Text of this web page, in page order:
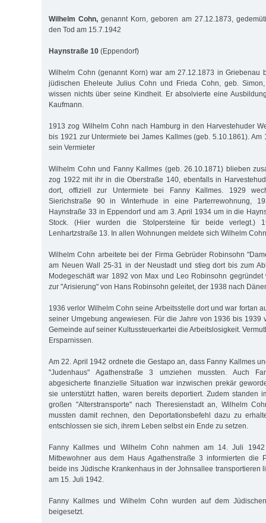
Wilhelm Cohn, genannt Korn, geboren am 27.12.1873,
den Tod am 15.7.1942
Haynstraße 10 (Eppendorf)
Wilhelm Cohn (genannt Korn) war am 27.12.1873 in Griebenau
jüdischen Eheleute Julius Cohn und Frieda Cohn, geb.
wissen nichts über seine Kindheit. Er absolvierte eine
Kaufmann.
1913 zog Wilhelm Cohn nach Hamburg in den Harvestehuder
bis 1921 zur Untermiete bei James Kallmes (geb. 5.10.1861). Am
sein Vermieter
Wilhelm Cohn und Fanny Kallmes (geb. 26.10.1871) blieben
zog 1922 mit ihr in die Oberstraße 140, ebenfalls in
dort, offiziell zur Untermiete bei Fanny Kallmes. 1929
Sierichstraße 90 in Winterhude in eine Parterrewohnung,
Haynstraße 33 in Eppendorf und am 3. April 1934 um in die
Stock. (Hier wurden die Stolpersteine für beide
Lenhartzstraße 13. In allen Wohnungen meldete sich Wilhelm
Wilhelm Cohn arbeitete bei der Firma Gebrüder Robinsohn
am Neuen Wall 25-31 in der Neustadt und stieg dort bis zum
Modegeschäft war 1892 von Max und Leo Robinsohn
zur "Arisierung" von Hans Robinsohn geleitet, der 1938 nach
1936 verlor Wilhelm Cohn seine Arbeitsstelle dort und war fortan
seiner Umgebung angewiesen. Für die Jahre von 1936 bis 1939
Gemeinde auf seiner Kultussteuerkartei die Arbeitslosigkeit.
Ersparnissen.
Am 22. April 1942 ordnete die Gestapo an, dass Fanny Kallmes
"Judenhaus" Agathenstraße 3 umziehen mussten. Auch
abgesicherte finanzielle Situation war inzwischen prekär
sie unterstützt hatten, waren bereits deportiert. Zudem standen
großen "Alterstransporte" nach Theresienstadt an, Wilhelm
mussten damit rechnen, den Deportationsbefehl dazu zu
entschlossen sie sich, ihrem Leben selbst ein Ende zu setzen.
Fanny Kallmes und Wilhelm Cohn nahmen am 14. Juli 1942
Mitbewohner aus dem Haus Agathenstraße 3 informierten die
beide ins Jüdische Krankenhaus in der Johnsallee transportieren
am 15. Juli 1942.
Fanny Kallmes und Wilhelm Cohn wurden auf dem
beigesetzt.